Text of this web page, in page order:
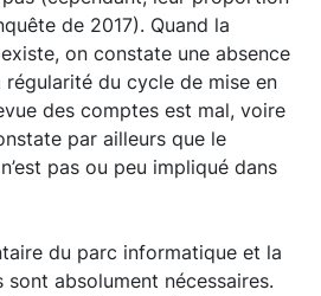
de 2017). Quand la
on constate une absence
du cycle de mise en
des comptes est mal, voire
par ailleurs que le
pas ou peu impliqué dans
du parc informatique et la
absolument nécessaires.